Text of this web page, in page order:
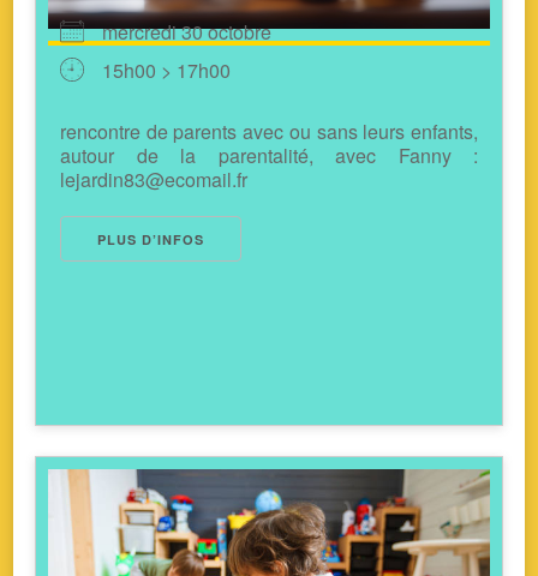
mercredi 30 octobre
15h00 > 17h00
rencontre de parents avec ou sans leurs enfants,
autour de la parentalité, avec Fanny :
lejardin83@ecomail.fr
PLUS D’INFOS